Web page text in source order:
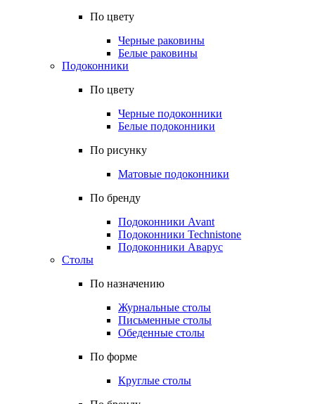
По цвету
Черные раковины
Белые раковины
Подоконники
По цвету
Черные подоконники
Белые подоконники
По рисунку
Матовые подоконники
По бренду
Подоконники Avant
Подоконники Technistone
Подоконники Аварус
Столы
По назначению
Журнальные столы
Письменные столы
Обеденные столы
По форме
Круглые столы